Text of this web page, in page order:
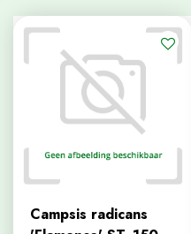
Campsis radicans